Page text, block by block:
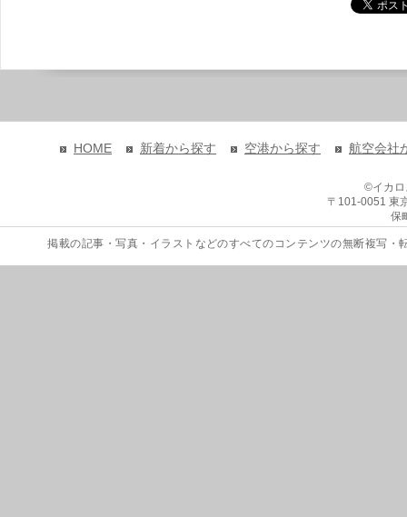
HOME 新着から探す 空港から探す 航空会社
©イカ
〒101-0051 東
保
掲載の記事・写真・イラストなどのすべてのコンテンツの無断複